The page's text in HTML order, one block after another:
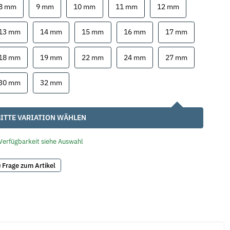
mm8 mm 9 mm9 mm 10 mm10 mm11 mm11 mm12 mm12 mm
mm13 mm14 mm14 mm15 mm15 mm16 mm16 mm17 mm17 mm
mm18 mm19 mm19 mm22 mm22 mm24 mm24 mm27 mm27 mm
mm30 mm32 mm32 mm
VARIATION WÄHLEN
siehe Auswahl
Frage zum Artikel